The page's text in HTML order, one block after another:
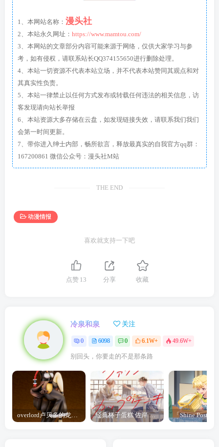
1、本网站名称： 漫头社
2、本站永久网址： https://www.mamtou.com/
3、本网站的文章部分内容可能来源于网络，仅供大家学习与参
考，如有侵权，请联系站长QQ374155650进行删除处理。
4、本站一切资源不代表本站立场，并不代表本站赞同其观点和对
其真实性负责。
5、本站一律禁止以任何方式发布或转载任何违法的相关信息，访
客发现请向站长举报
6、本站资源大多存储在云盘，如发现链接失效，请联系我们我们
会第一时间更新。
7、带你进入绅士内部，畅所欲言，释放最真实的自我官方qq群：
167200861 微信公众号：漫头社M站
THE END
动漫情报
喜欢就支持一下吧
点赞 13 分享 收藏
冷泉和泉 关注
0 6098 0 6.1W+ 49.6W+
别回头，你要走的不是那条路
overlord卢贝多的龙王谁厉害 「Overlord」露普斯蕾琪娜·贝塔手办开订 经典杯子蛋糕 佐岸 漫画「经典杯子蛋糕」宣布真人日剧化